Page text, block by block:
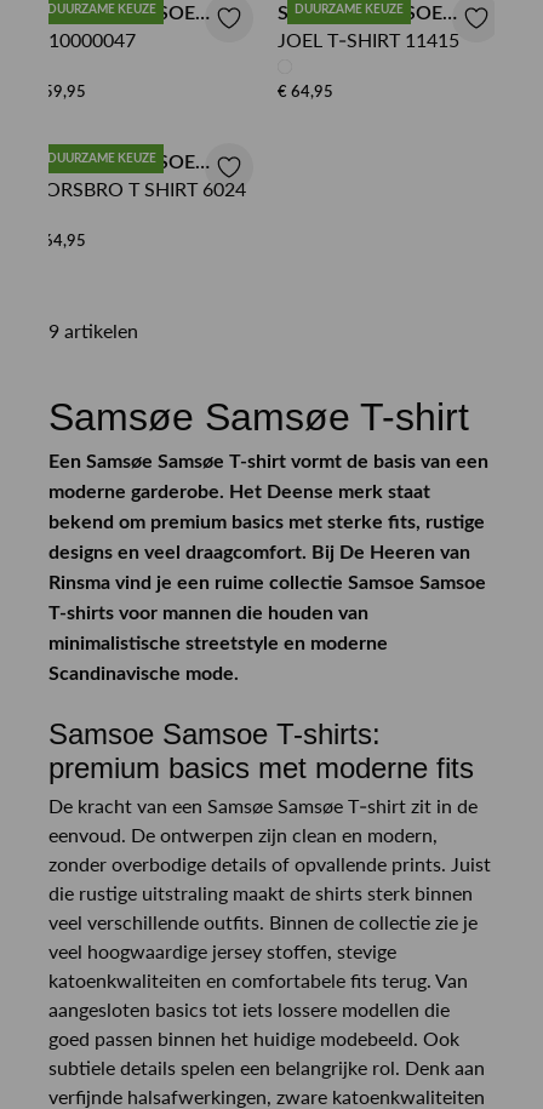
DUURZAME KEUZE
SAMSOE SAMSOE
TSHIRT
M10000047
€ 59,95
DUURZAME KEUZE
SAMSOE SAMSOE
TSHIRT
JOEL T-SHIRT 11415
€ 64,95
DUURZAME KEUZE
SAMSOE SAMSOE
TSHIRT
NORSBRO T SHIRT 6024
€ 64,95
9 artikelen
Samsøe Samsøe T-shirt
Een Samsøe Samsøe T-shirt vormt de basis van een
moderne garderobe. Het Deense merk staat
bekend om premium basics met sterke fits, rustige
designs en veel draagcomfort. Bij De Heeren van
Rinsma vind je een ruime collectie Samsoe Samsoe
T-shirts voor mannen die houden van
minimalistische streetstyle en moderne
Scandinavische mode.
Samsoe Samsoe T-shirts:
premium basics met moderne fits
De kracht van een Samsøe Samsøe T-shirt zit in de
eenvoud. De ontwerpen zijn clean en modern,
zonder overbodige details of opvallende prints. Juist
die rustige uitstraling maakt de shirts sterk binnen
veel verschillende outfits. Binnen de collectie zie je
veel hoogwaardige jersey stoffen, stevige
katoenkwaliteiten en comfortabele fits terug. Van
aangesloten basics tot iets lossere modellen die
goed passen binnen het huidige modebeeld. Ook
subtiele details spelen een belangrijke rol. Denk aan
verfijnde halsafwerkingen, zware katoenkwaliteiten